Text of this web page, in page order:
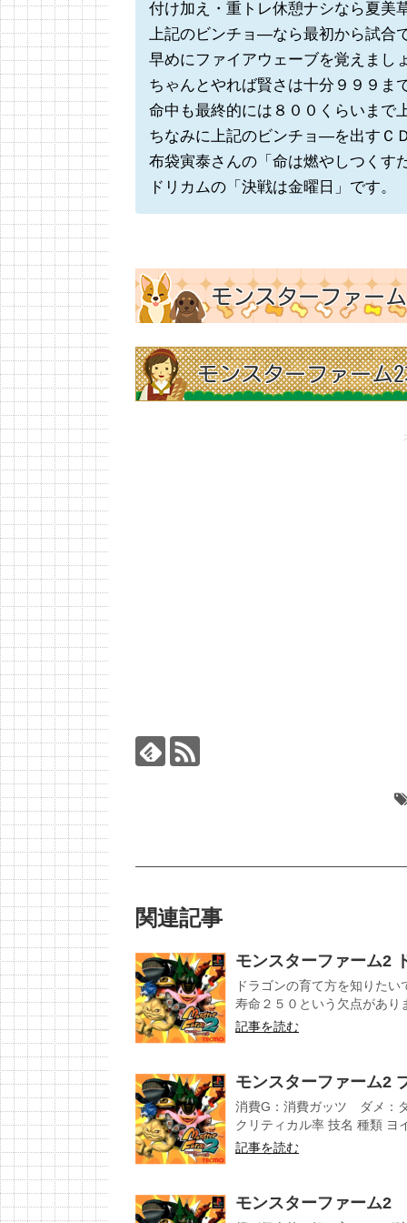
付け加え・重トレ休憩ナシなら夏
上記のビンチョ―なら最初から試合
早めにファイアウェーブを覚えまし
ちゃんとやれば賢さは十分９９９ま
命中も最終的には８００くらいまで
ちなみに上記のビンチョ―を出すＣ
布袋寅泰さんの「命は燃やしつくす
ドリカムの「決戦は金曜日」です。
関連記事
モンスターファーム2
ドラゴンの育て方を知りた
寿命２５０という欠点があり
記事を読む
モンスターファーム2
消費G：消費ガッツ ダメ：
クリティカル率 技名 種類 ヨ
記事を読む
モンスターファーム2